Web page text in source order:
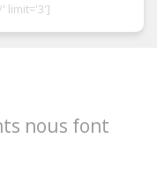
limit='3']
nous font